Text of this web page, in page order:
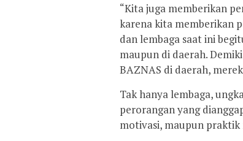
“Kita juga memberikan
karena kita memberikan
dan lembaga saat ini
maupun di daerah.
BAZNAS di daerah,
Tak hanya lembaga,
perorangan yang
motivasi, maupun